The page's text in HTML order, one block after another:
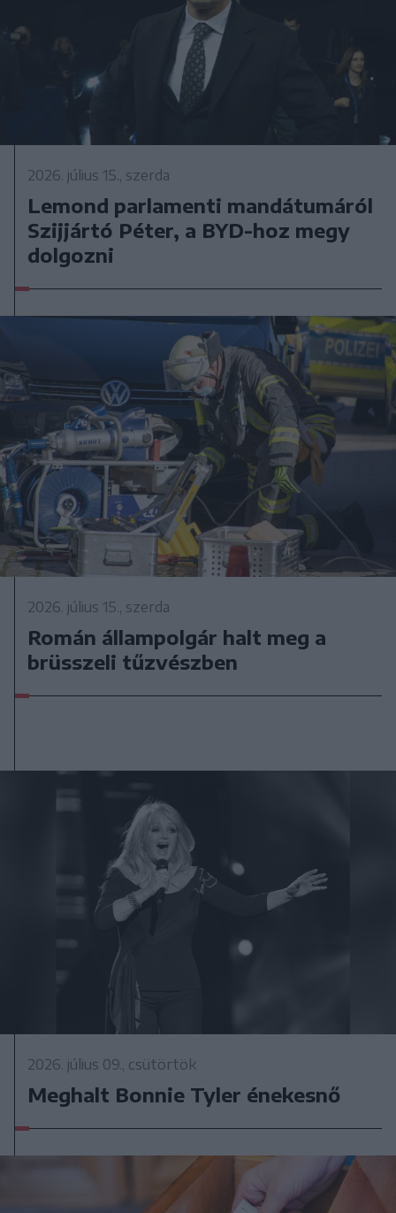
2026. július 15., szerda
Lemond parlamenti mandátumáról
Szijjártó Péter, a BYD-hoz megy
dolgozni
2026. július 15., szerda
Román állampolgár halt meg a
brüsszeli tűzvészben
2026. július 09., csütörtök
Meghalt Bonnie Tyler énekesnő